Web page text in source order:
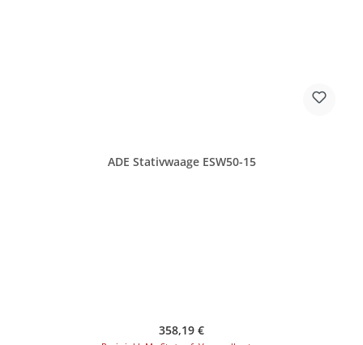
ADE Stativwaage ESW50-15
Regulärer Preis:
358,19 €